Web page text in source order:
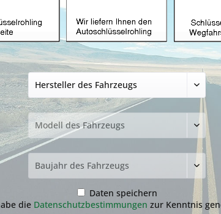
mit HU101
99,99 € *
inkl. MwSt.zzgl.
Daten speichern
die Datenschutzbestimmungen zur Kenntnis